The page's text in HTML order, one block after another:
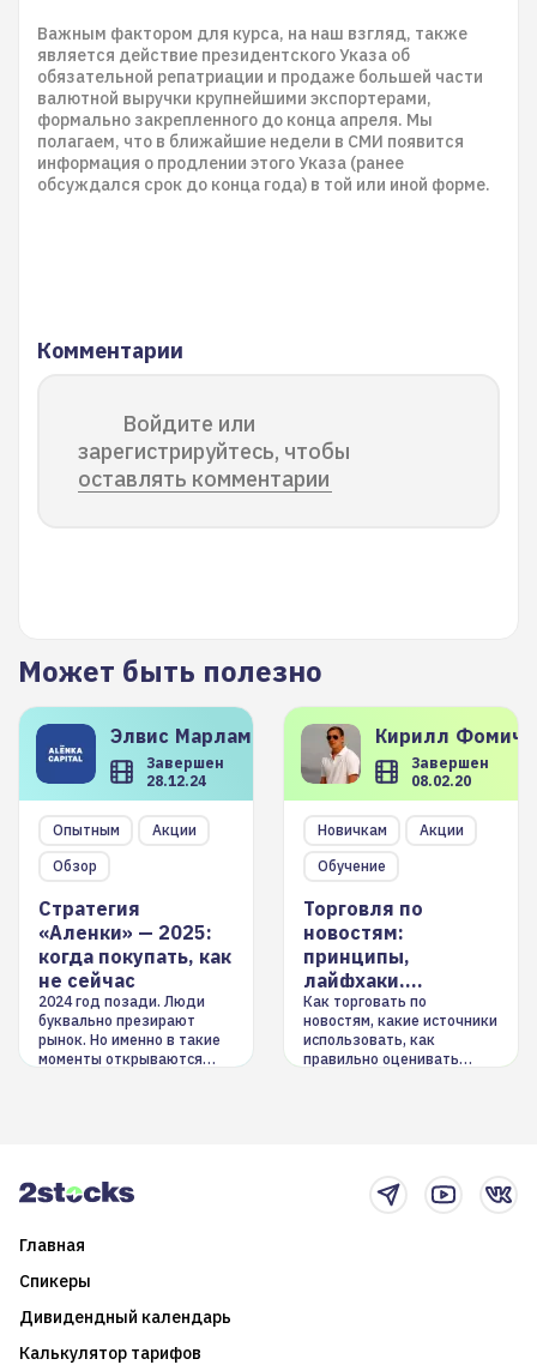
Важным фактором для курса, на наш взгляд, также
является действие президентского Указа об
обязательной репатриации и продаже большей части
валютной выручки крупнейшими экспортерами,
формально закрепленного до конца апреля. Мы
полагаем, что в ближайшие недели в СМИ появится
информация о продлении этого Указа (ранее
обсуждался срок до конца года) в той или иной форме.
Комментарии
Войдите или
зарегистрируйтесь, чтобы
оставлять комментарии
Может быть полезно
Элвис Марламов
Завершен
28.12.24
Опытным
Акции
Обзор
Стратегия
«Аленки» — 2025:
когда покупать, как
не сейчас
2024 год позади. Люди
буквально презирают
рынок. Но именно в такие
моменты открываются
Кирилл
Завершен
08.02.20
Новичкам
Акции
Обучение
Торговля по
новостям:
принципы,
лайфхаки,
инструменты
Как торговать по
новостям, какие источники
использовать, как
правильно оценивать
Главная
Спикеры
Дивидендный календарь
Калькулятор тарифов